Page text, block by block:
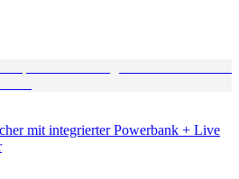
mit integrierter Powerbank + Live